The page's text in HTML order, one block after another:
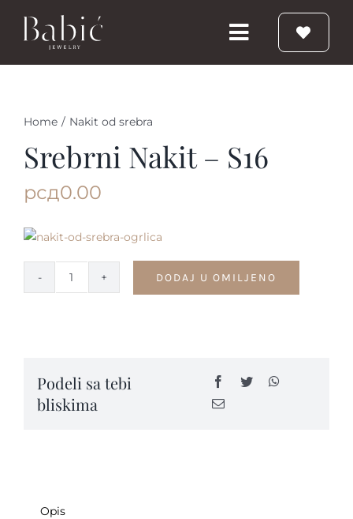
Toggle
Navigation
Prstenje
Kontakt
Home / Nakit od srebra
Srebrni Nakit – S16
рсд0.00
Srebrni
DODAJ U OMILJENO
Podeli sa tebi
bliskima
Opis